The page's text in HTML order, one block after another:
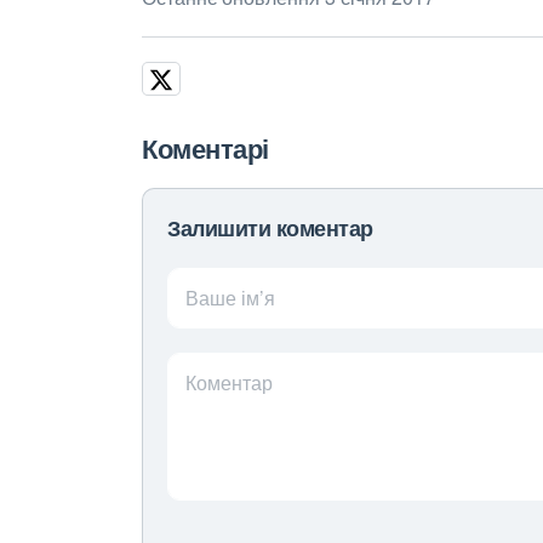
Коментарі
Залишити коментар
Ваше ім’я
Коментар